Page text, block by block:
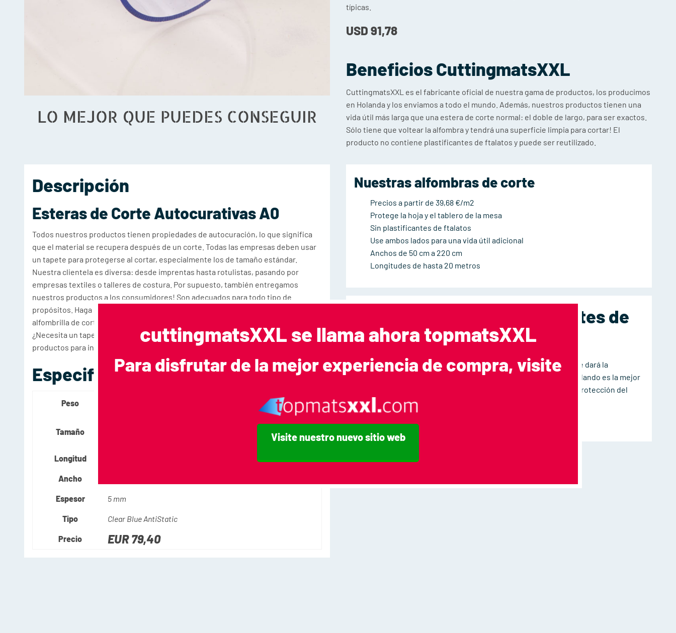
cuttingmatsXXL se llama ahora topmatsXXL
Para disfrutar de la mejor experiencia de compra, visite
Visite nuestro nuevo sitio web
LO MEJOR QUE PUEDES CONSEGUIR
típicas.
USD 91,78
BeneficiosCuttingmatsXXL
CuttingmatsXXL es el fabricante oficial de nuestra gama de productos, los producimos
en Holanda y los enviamos a todo el mundo. Además, nuestros productos tienen una
vida útil más larga que una estera de corte normal: el doble de largo, para ser exactos.
Sólo tiene que voltear la alfombra y tendrá una superficie limpia para cortar! El
producto no contiene plastificantes de ftalatos y puede ser reutilizado.
Descripción
Esteras de Corte Autocurativas A0
Todos nuestros productos tienen propiedades de autocuración, lo que significa
que el material se recupera después de un corte. Todas las empresas deben usar
un tapete para protegerse al cortar, especialmente los de tamaño estándar.
Nuestra clientela es diversa: desde imprentas hasta rotulistas, pasando por
empresas textiles o talleres de costura. Por supuesto, también entregamos
nuestros productos a los consumidores! Son adecuados para todo tipo de
propósitos. Haga su pedido en línea y proteja sus tableros o equipos con una
alfombrilla de corte A0!
¿Necesita un tapete de corte de tamaño personalizado? Utilice el generador de
productos para introducir sus valores y realizar el pedido directamente!
Especificaciones Técnicas
Peso
Tamaño
Longitud
Ancho
Espesor 5 mm
Tipo Clear Blue AntiStatic
Precio EUR79,40
Nuestras alfombras de corte
Precios a partir de 39,68 €/m2
Protege la hoja y el tablero de la mesa
Sin plastificantes de ftalatos
Use ambos lados para una vida útil adicional
Anchos de 50 cm a 220 cm
Longitudes de hasta 20 metros
Sin plastificantes de
ftalatos
Nuestra etiqueta "NO FITALATO" le dará la
seguridad de que nuestro vinilo blando es la mejor
opción para la salud humana y la protección del